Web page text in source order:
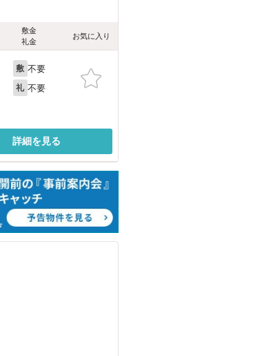
敷金
礼金
お気に入り
敷 不要
礼 不要
詳細を見る